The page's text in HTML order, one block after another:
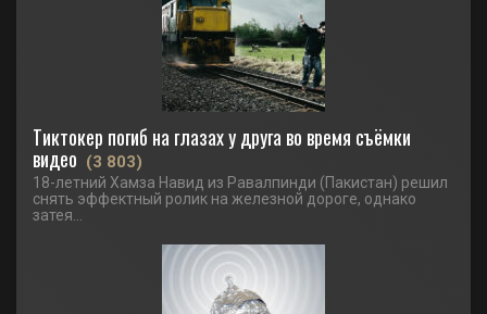
Тиктокер погиб на глазах у друга во время съёмки
видео (3 803)
18-летний Хамза Навид из Равалпинди (Пакистан) решил
снять эффектный ролик на железной дороге, однако
затея...